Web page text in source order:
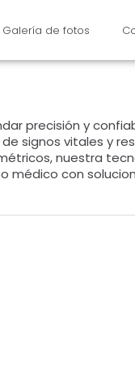
Galería de fotos
precisión y
signos vitales y
nuestra
médico con